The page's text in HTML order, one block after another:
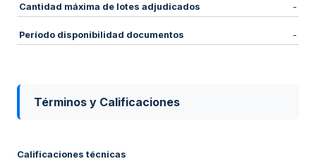
Cantidad máxima de lotes adjudicados -
Período disponibilidad documentos -
Términos y Calificaciones
Calificaciones técnicas